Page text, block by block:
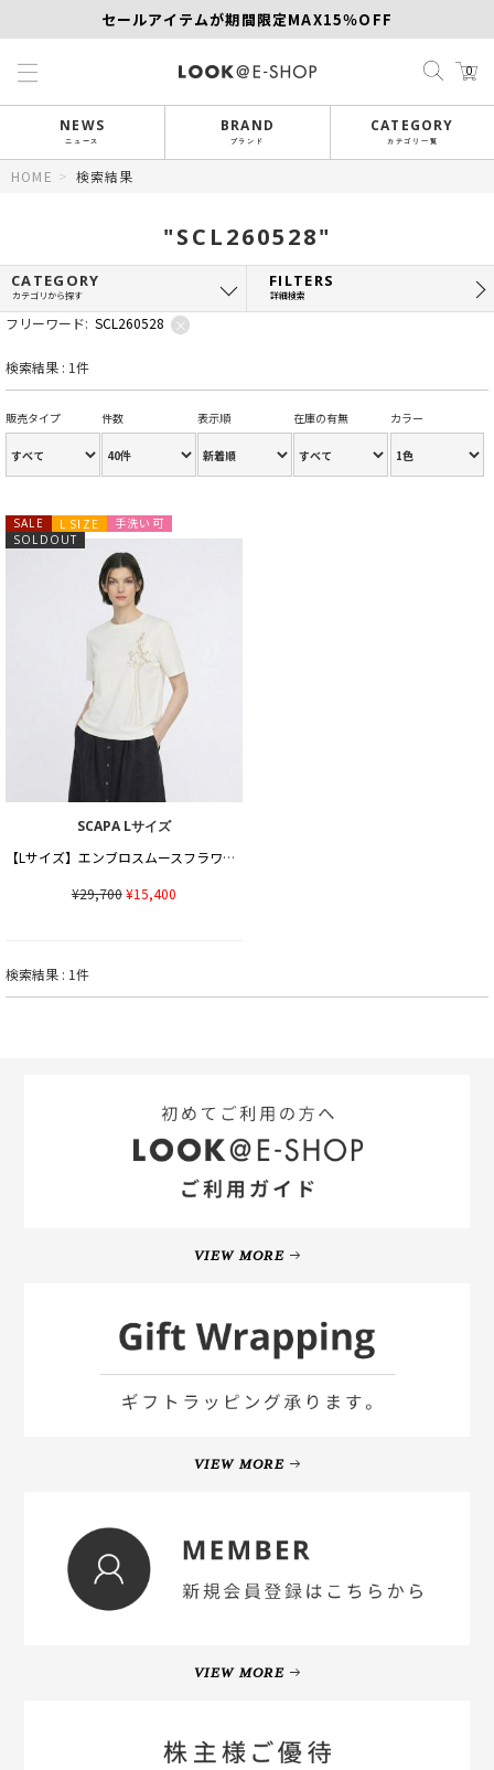
セールアイテムが期間限定MAX15％OFF
0
NEWS
ニュース
BRAND
ブランド
CATEGORY
カテゴリ一覧
HOME > 検索結果
"SCL260528"
CATEGORY
カテゴリから探す
FILTERS
詳細検索
フリーワード: SCL260528 ×
検索結果 : 1件
販売タイプ 件数 表示順 在庫の有無 カラー
SALE L SIZE 手洗い可
SOLDOUT
SCAPA Lサイズ
【Lサイズ】エンブロスムースフラワーカットソー
¥29,700¥15,400
検索結果 : 1件
VIEW MORE
VIEW MORE
VIEW MORE